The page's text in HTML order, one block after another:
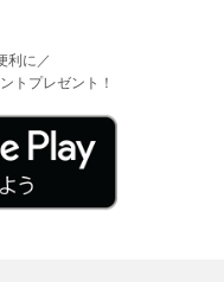
利に／
トプレゼント！